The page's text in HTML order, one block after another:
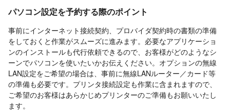
パソコン設定を予約する際のポイント
事前にインターネット接続契約、プロバイダ契約時の書類の準備
をしておくと作業がスムーズに進みます。必要なアプリケーショ
ンのインストールも代行依頼できるので、お客様がどのようなシ
ーンでパソコンを使いたいかお伝えください。オプションの無線
LAN設定をご希望の場合は、事前に無線LANルーター／カード等
の準備も必要です。プリンタ接続設定も作業に含まれますので、
ご希望のお客様はあらかじめプリンターのご準備もお願いいたし
ます。